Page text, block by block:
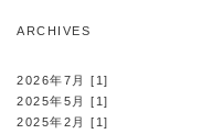
ARCHIVES
2026年7月 [1]
2025年5月 [1]
2025年2月 [1]